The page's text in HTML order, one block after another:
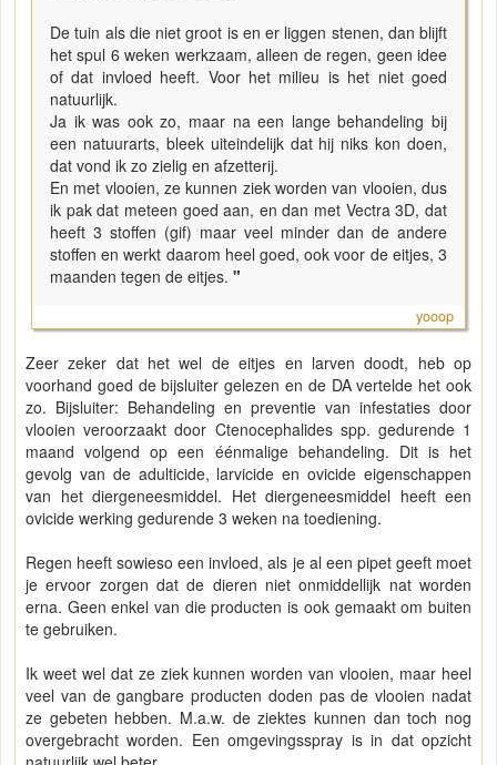
De tuin als die niet groot is en er liggen stenen, dan blijft
het spul 6 weken werkzaam, alleen de regen, geen idee
of dat invloed heeft. Voor het milieu is het niet goed
natuurlijk.
Ja ik was ook zo, maar na een lange behandeling bij
een natuurarts, bleek uiteindelijk dat hij niks kon doen,
dat vond ik zo zielig en afzetterij.
En met vlooien, ze kunnen ziek worden van vlooien, dus
ik pak dat meteen goed aan, en dan met Vectra 3D, dat
heeft 3 stoffen (gif) maar veel minder dan de andere
stoffen en werkt daarom heel goed, ook voor de eitjes, 3
maanden tegen de eitjes. "
yooop
Zeer zeker dat het wel de eitjes en larven doodt, heb op
voorhand goed de bijsluiter gelezen en de DA vertelde het ook
zo. Bijsluiter: Behandeling en preventie van infestaties door
vlooien veroorzaakt door Ctenocephalides spp. gedurende 1
maand volgend op een éénmalige behandeling. Dit is het
gevolg van de adulticide, larvicide en ovicide eigenschappen
van het diergeneesmiddel. Het diergeneesmiddel heeft een
ovicide werking gedurende 3 weken na toediening.
Regen heeft sowieso een invloed, als je al een pipet geeft moet
je ervoor zorgen dat de dieren niet onmiddellijk nat worden
erna. Geen enkel van die producten is ook gemaakt om buiten
te gebruiken.
Ik weet wel dat ze ziek kunnen worden van vlooien, maar heel
veel van de gangbare producten doden pas de vlooien nadat
ze gebeten hebben. M.a.w. de ziektes kunnen dan toch nog
overgebracht worden. Een omgevingsspray is in dat opzicht